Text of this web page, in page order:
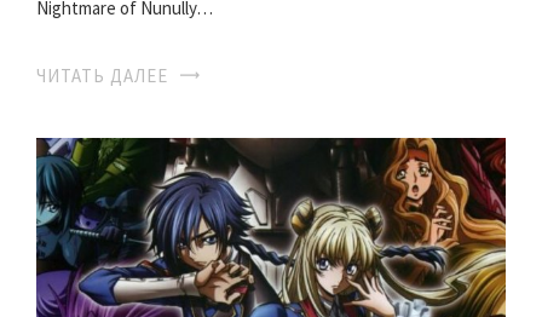
Nightmare of Nunully…
ЧИТАТЬ ДАЛЕЕ